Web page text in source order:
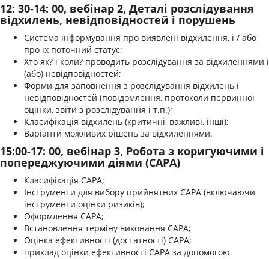
12: 30-14: 00, вебінар 2, Деталі розслідування
відхилень, невідповідностей і порушень
Система інформування про виявлені відхилення, і / або
про їх поточний статус;
Хто як? і коли? проводить розслідування за відхиленнями і
(або) невідповідностей;
Форми для заповнення з розслідування відхилень і
невідповідностей (повідомлення, протоколи первинної
оцінки, звіти з розслідування і т.п.);
Класифікація відхилень (критичні, важливі, інші);
Варіанти можливих рішень за відхиленнями.
15:00-17: 00, вебінар 3, Робота з коригуючими і
попереджуючими діями (САРА)
Класифікація САРА;
Інструменти для вибору прийнятних САРА (включаючи
інструменти оцінки ризиків);
Оформлення САРА;
Встановлення терміну виконання САРА;
Оцінка ефективності (достатності) САРА;
приклад оцінки ефективності САРА за допомогою